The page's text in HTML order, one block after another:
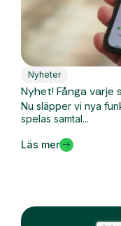
Nyheter
Nyhet! Fånga varje
Nu släpper vi nya
spelas samtal...
Läs mer